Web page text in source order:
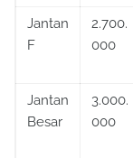
Jantan
F
2.700.
000
Jantan
Besar
3.000.
000